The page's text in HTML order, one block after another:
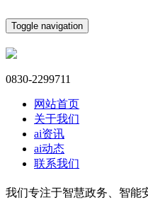
Toggle navigation
0830-2299711
网站首页
关于我们
ai资讯
ai动态
联系我们
我们专注于智慧政务、智能